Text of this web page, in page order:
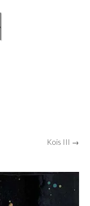
Kois III →